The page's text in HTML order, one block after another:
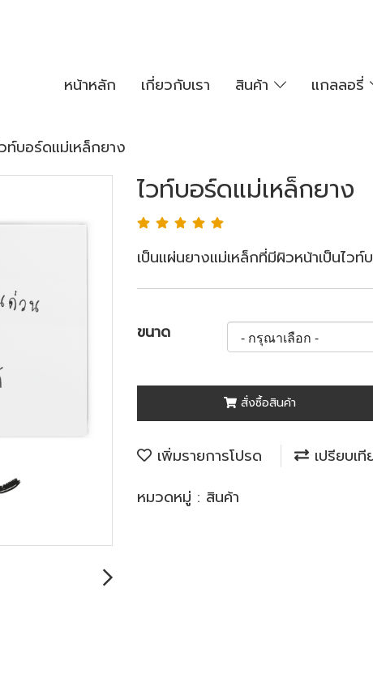
หน้าหลัก เกี่ยวกับเรา สินค้า แกลลอรี่
ท์บอร์ดแม่เหล็กยาง
ไวท์บอร์ดแม่เหล็กยาง
เป็นแผ่นยางแม่เหล็กที่มีผิวหน้าเป็นไ
ขนาด
สั่งซื้อสินค้า
เพิ่มรายการโปรด
เปรียบเที
หมวดหมู่ : สินค้า